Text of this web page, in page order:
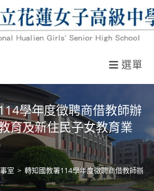
選單
學年度徵聘商借教師辦
育及新住民子女教育業
室 > 轉知國教署114學年度徵聘商借教師辦